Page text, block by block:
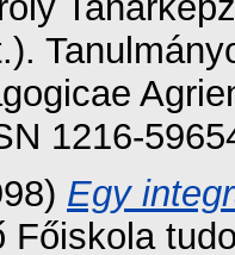
1216-
Egy
Főiskola